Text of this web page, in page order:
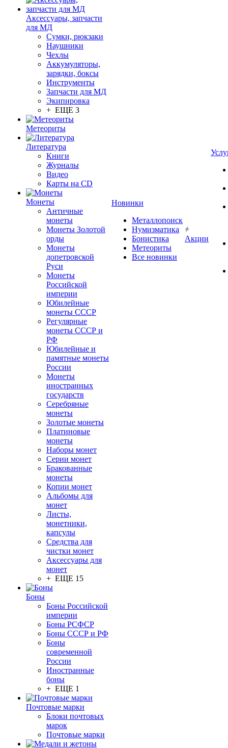
Аксессуары, запчасти
для МД
Сумки, рюкзаки
Наушники
Чехлы
Аккумуляторы,
зарядки, боксы
Инструменты
Запчасти для МД
Экипировка
+ ЕЩЕ 3
Метеориты
Литература
Книги
Журналы
Видео
Карты на CD
Монеты
Античные
монеты
Монеты Золотой
орды
Монеты
допетровской
Руси
Монеты
Российской
империи
Юбилейные
монеты СССР
Регулярные
монеты СССР и
РФ
Юбилейные и
памятные монеты
России
Монеты
иностранных
государств
Серебряные
монеты
Золотые монеты
Платиновые
монеты
Наборы монет
Серии монет
Бракованные
монеты
Копии монет
Альбомы для
монет
Листы,
монетники,
капсулы
Средства для
чистки монет
Аксессуары для
монет
+ ЕЩЕ 15
Боны
Боны Российской
империи
Боны РСФСР
Боны СССР и РФ
Боны
современной
России
Иностранные
боны
+ ЕЩЕ 1
Почтовые марки
Блоки почтовых
марок
Почтовые марки
Новинки
Металлопоиск
Нумизматика
Бонистика
Метеориты
Все новинки
Акции